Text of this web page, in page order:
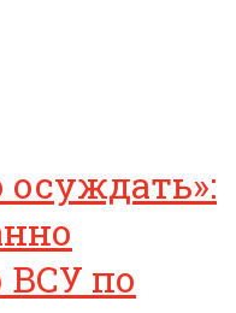
осуждать»:
ВСУ по